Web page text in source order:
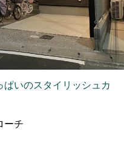
ぱいのスタイリッシュカ
ーチ